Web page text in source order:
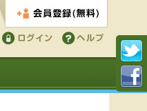
会員登録する